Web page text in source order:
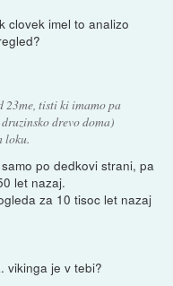
clovek imel to analizo
23me, tisti ki imamo pa
drevo doma)
loku.
po dedkovi strani, pa
let nazaj.
za 10 tisoc let nazaj
vikinga je v tebi?